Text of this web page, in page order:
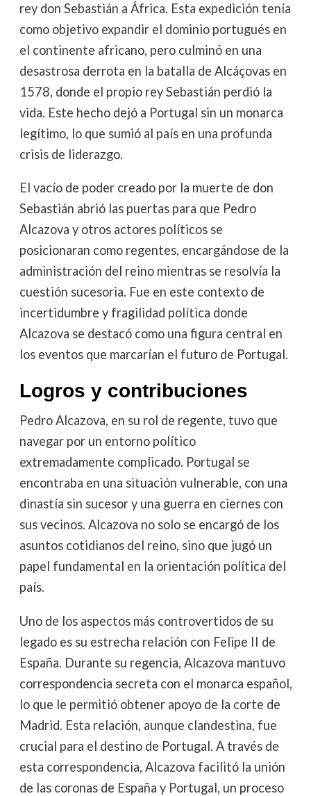
rey don Sebastián a África. Esta expedición tenía
como objetivo expandir el dominio portugués en
el continente africano, pero culminó en una
desastrosa derrota en la batalla de Alcáçovas en
1578, donde el propio rey Sebastián perdió la
vida. Este hecho dejó a Portugal sin un monarca
legítimo, lo que sumió al país en una profunda
crisis de liderazgo.
El vacío de poder creado por la muerte de don
Sebastián abrió las puertas para que Pedro
Alcazova y otros actores políticos se
posicionaran como regentes, encargándose de la
administración del reino mientras se resolvía la
cuestión sucesoria. Fue en este contexto de
incertidumbre y fragilidad política donde
Alcazova se destacó como una figura central en
los eventos que marcarían el futuro de Portugal.
Logros y contribuciones
Pedro Alcazova, en su rol de regente, tuvo que
navegar por un entorno político
extremadamente complicado. Portugal se
encontraba en una situación vulnerable, con una
dinastía sin sucesor y una guerra en ciernes con
sus vecinos. Alcazova no solo se encargó de los
asuntos cotidianos del reino, sino que jugó un
papel fundamental en la orientación política del
país.
Uno de los aspectos más controvertidos de su
legado es su estrecha relación con Felipe II de
España. Durante su regencia, Alcazova mantuvo
correspondencia secreta con el monarca español,
lo que le permitió obtener apoyo de la corte de
Madrid. Esta relación, aunque clandestina, fue
crucial para el destino de Portugal. A través de
esta correspondencia, Alcazova facilitó la unión
de las coronas de España y Portugal, un proceso